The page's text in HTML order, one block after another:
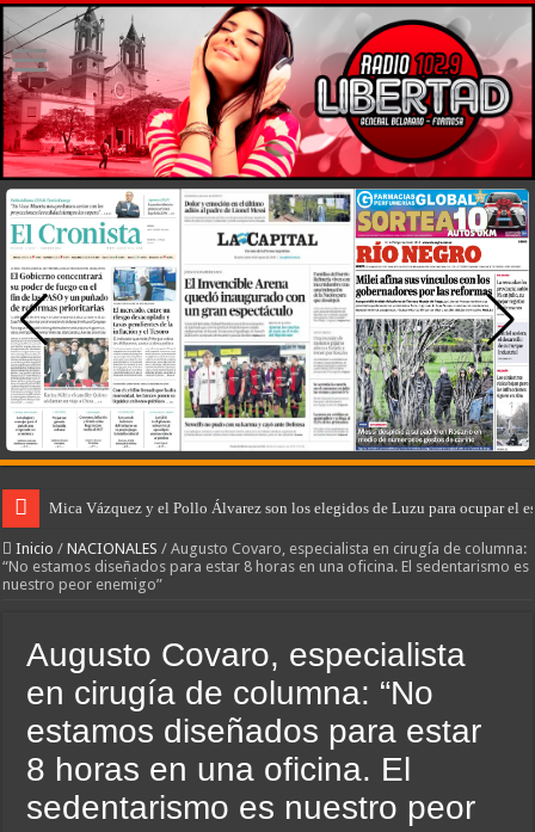
Mica Vázquez y el Pollo Álvarez son los elegidos de Luzu para ocupar el
Inicio / NACIONALES / Augusto Covaro, especialista en cirugía de columna:
“No estamos diseñados para estar 8 horas en una oficina. El sedentarismo es
nuestro peor enemigo”
Augusto Covaro, especialista
en cirugía de columna: “No
estamos diseñados para estar
8 horas en una oficina. El
sedentarismo es nuestro peor